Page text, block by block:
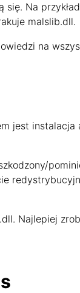
Na
malslib.dll.
na
jest instalacja
Najlepiej